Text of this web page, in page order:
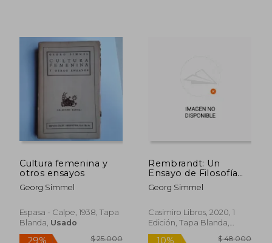
10%
dcto.
10%
dcto.
Cultura femenina y
otros ensayos
Georg Simmel
Espasa - Calpe, 1938, Tapa
Blanda, Usado
Rembrandt: Un
Ensayo de Filosofía
del Arte (Fuera de
Coleccion)
Georg Simmel
Casimiro Libros, 2020, 1
Edición, Tapa Blanda,
Nuevo